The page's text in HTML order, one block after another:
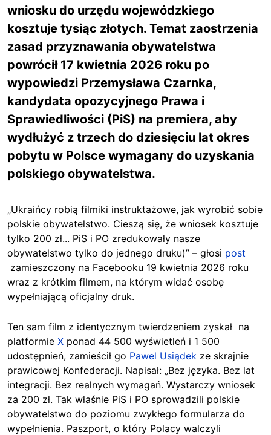
wniosku do urzędu wojewódzkiego
kosztuje tysiąc złotych. Temat zaostrzenia
zasad przyznawania obywatelstwa
powrócił 17 kwietnia 2026 roku po
wypowiedzi Przemysława Czarnka,
kandydata opozycyjnego Prawa i
Sprawiedliwości (PiS) na premiera, aby
wydłużyć z trzech do dziesięciu lat okres
pobytu w Polsce wymagany do uzyskania
polskiego obywatelstwa.
„Ukraińcy robią filmiki instruktażowe, jak wyrobić sobie
polskie obywatelstwo. Cieszą się, że wniosek kosztuje
tylko 200 zł... PiS i PO zredukowały nasze
obywatelstwo tylko do jednego druku)” – głosi post
zamieszczony na Facebooku 19 kwietnia 2026 roku
wraz z krótkim filmem, na którym widać osobę
wypełniającą oficjalny druk.
Ten sam film z identycznym twierdzeniem zyskał na
platformie X ponad 44 500 wyświetleń i 1 500
udostępnień, zamieścił go Pawel Usiądek ze skrajnie
prawicowej Konfederacji. Napisał: „Bez języka. Bez lat
integracji. Bez realnych wymagań. Wystarczy wniosek
za 200 zł. Tak właśnie PiS i PO sprowadzili polskie
obywatelstwo do poziomu zwykłego formularza do
wypełnienia. Paszport, o który Polacy walczyli